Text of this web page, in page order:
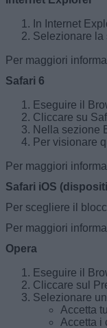
In Internet
Selezionare la
Per maggiori
Safari 6
Eseguire il
Cliccare su
Nella sezione
Per visionare
Per maggiori
Safari iOS
Per scegliere il
Per maggiori
Opera
Eseguire il
Cliccare sul
Selezionare
Accetta
Accetta i